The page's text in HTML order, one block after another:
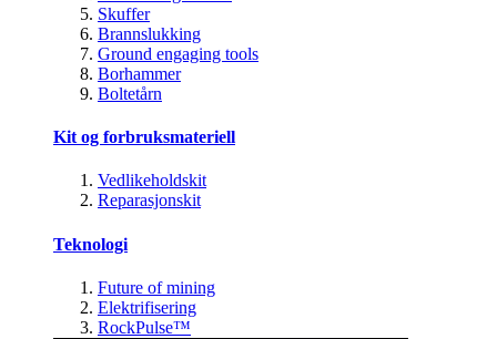
Skuffer
Brannslukking
Ground engaging tools
Borhammer
Boltetårn
Kit og forbruksmateriell
Vedlikeholdskit
Reparasjonskit
Teknologi
Future of mining
Elektrifisering
RockPulse™